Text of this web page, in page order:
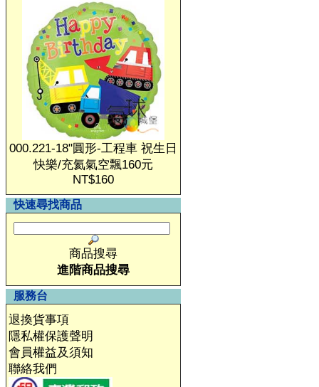
000.221-18"圓形-工程車 祝生日
快樂/充氦氣空飄160元
NT$160
快速尋找商品
商品搜尋
進階商品搜尋
服務台
退換貨事項
隱私權保護聲明
會員權益及須知
聯絡我們